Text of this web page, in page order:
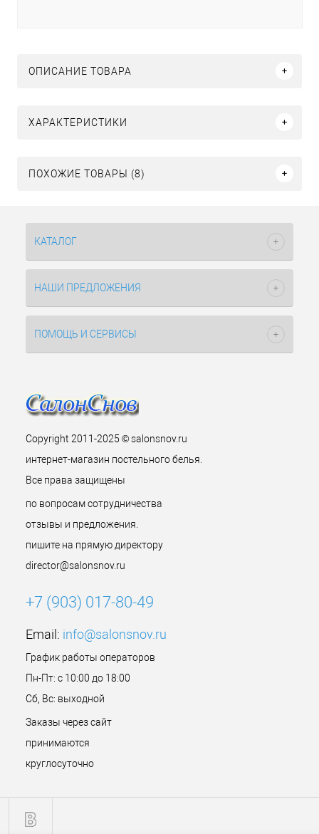
ОПИСАНИЕ ТОВАРА
ХАРАКТЕРИСТИКИ
ПОХОЖИЕ ТОВАРЫ (8)
КАТАЛОГ
НАШИ ПРЕДЛОЖЕНИЯ
ПОМОЩЬ И СЕРВИСЫ
Copyright 2011-2025 © salonsnov.ru
интернет-магазин постельного белья.
Все права защищены
по вопросам сотрудничества
отзывы и предложения.
пишите на прямую директору
director@salonsnov.ru
+7 (903) 017-80-49
Email: info@salonsnov.ru
График работы операторов
Пн-Пт: с 10:00 до 18:00
Сб, Вс: выходной
Заказы через сайт
принимаются
круглосуточно